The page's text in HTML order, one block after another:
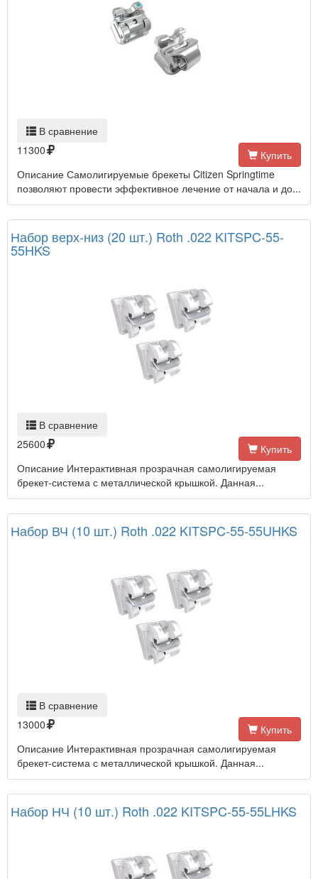
В сравнение
11300
Купить
Описание Самолигируемые брекеты Citizen Springtime
позволяют провести эффективное лечение от начала и до...
Набор верх-низ (20 шт.) Roth .022 KITSPC-55-
55HKS
В сравнение
25600
Купить
Описание Интерактивная прозрачная самолигируемая
брекет-система с металлической крышкой. Данная...
Набор ВЧ (10 шт.) Roth .022 KITSPC-55-55UHKS
В сравнение
13000
Купить
Описание Интерактивная прозрачная самолигируемая
брекет-система с металлической крышкой. Данная...
Набор НЧ (10 шт.) Roth .022 KITSPC-55-55LHKS